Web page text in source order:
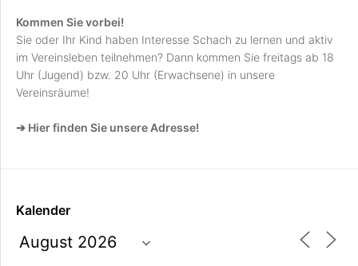
Kommen Sie vorbei!
Sie oder Ihr Kind haben Interesse Schach zu lernen und aktiv
im Vereinsleben teilnehmen? Dann kommen Sie freitags ab 18
Uhr (Jugend) bzw. 20 Uhr (Erwachsene) in unsere
Vereinsräume!
➔ Hier finden Sie unsere Adresse!
Kalender